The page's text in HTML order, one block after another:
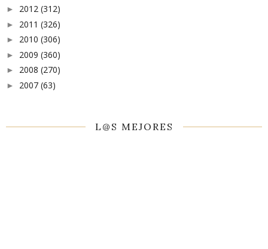
► 2012 (312)
► 2011 (326)
► 2010 (306)
► 2009 (360)
► 2008 (270)
► 2007 (63)
L@S MEJORES